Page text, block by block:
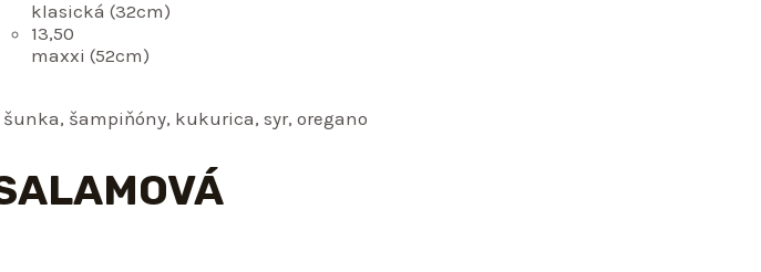
klasická (32cm)
13,50
maxxi (52cm)
šampiňóny, kukurica, syr, oregano